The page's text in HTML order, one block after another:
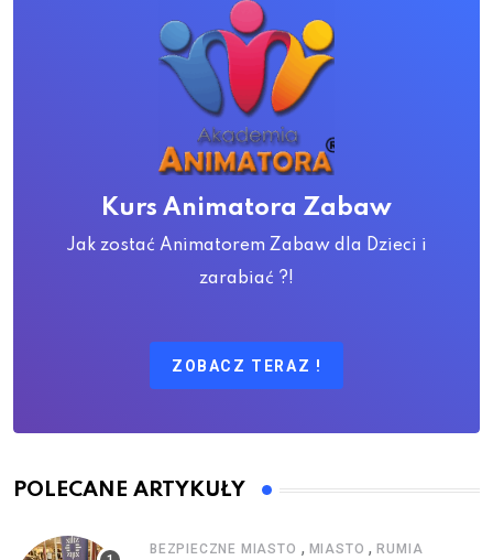
Kurs Animatora Zabaw
Jak zostać Animatorem Zabaw dla Dzieci i
zarabiać ?!
ZOBACZ TERAZ !
POLECANE ARTYKUŁY
BEZPIECZNE MIASTO , MIASTO ,RUMIA